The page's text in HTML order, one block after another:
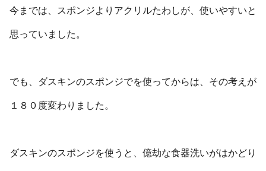
今までは、スポンジよりアクリルたわしが、使いやすいと
思っていました。
でも、ダスキンのスポンジでを使ってからは、その考えが
１８０度変わりました。
ダスキンのスポンジを使うと、億劫な食器洗いがはかどり